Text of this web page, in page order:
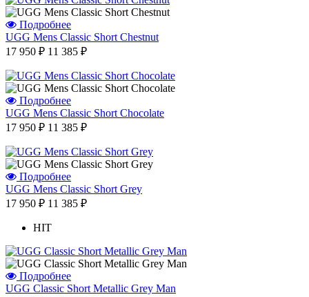
Подробнее
UGG Mens Classic Short Chestnut
17 950 ₽ 11 385 ₽
Подробнее
UGG Mens Classic Short Chocolate
17 950 ₽ 11 385 ₽
Подробнее
UGG Mens Classic Short Grey
17 950 ₽ 11 385 ₽
HIT
Подробнее
UGG Classic Short Metallic Grey Man